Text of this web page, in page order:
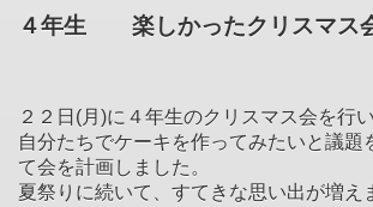
４年生 楽しかったクリスマス
２２日(月)に４年生のクリスマス会を行い
自分たちでケーキを作ってみたいと議題
て会を計画しました。
夏祭りに続いて、すてきな思い出が増え